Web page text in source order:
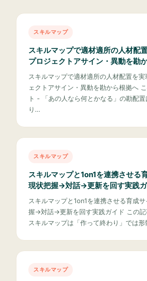
スキルマップ
スキルマップで適材適所の人材配
プロジェクトアサイン・異動を勘
スキルマップで適材適所の人材配置を
ェクトアサイン・異動を勘から根拠へ
ト - 「あの人なら何とかなる」の勘配
り…
スキルマップ
スキルマップと1on1を連携させる
現状把握→対話→更新を回す実践
スキルマップと1on1を連携させる育成
握→対話→更新を回す実践ガイド この
スキルマップは「作って終わり」では
スキルマップ